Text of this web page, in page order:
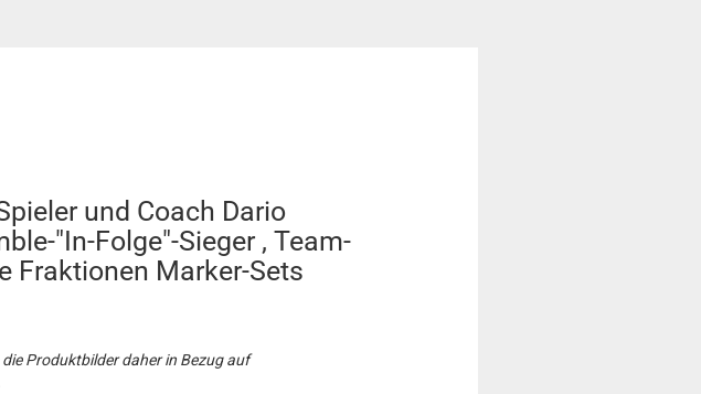
und Coach Dario
"In-Folge"-Sieger , Team-
Fraktionen Marker-Sets
Produktbilder daher in Bezug auf